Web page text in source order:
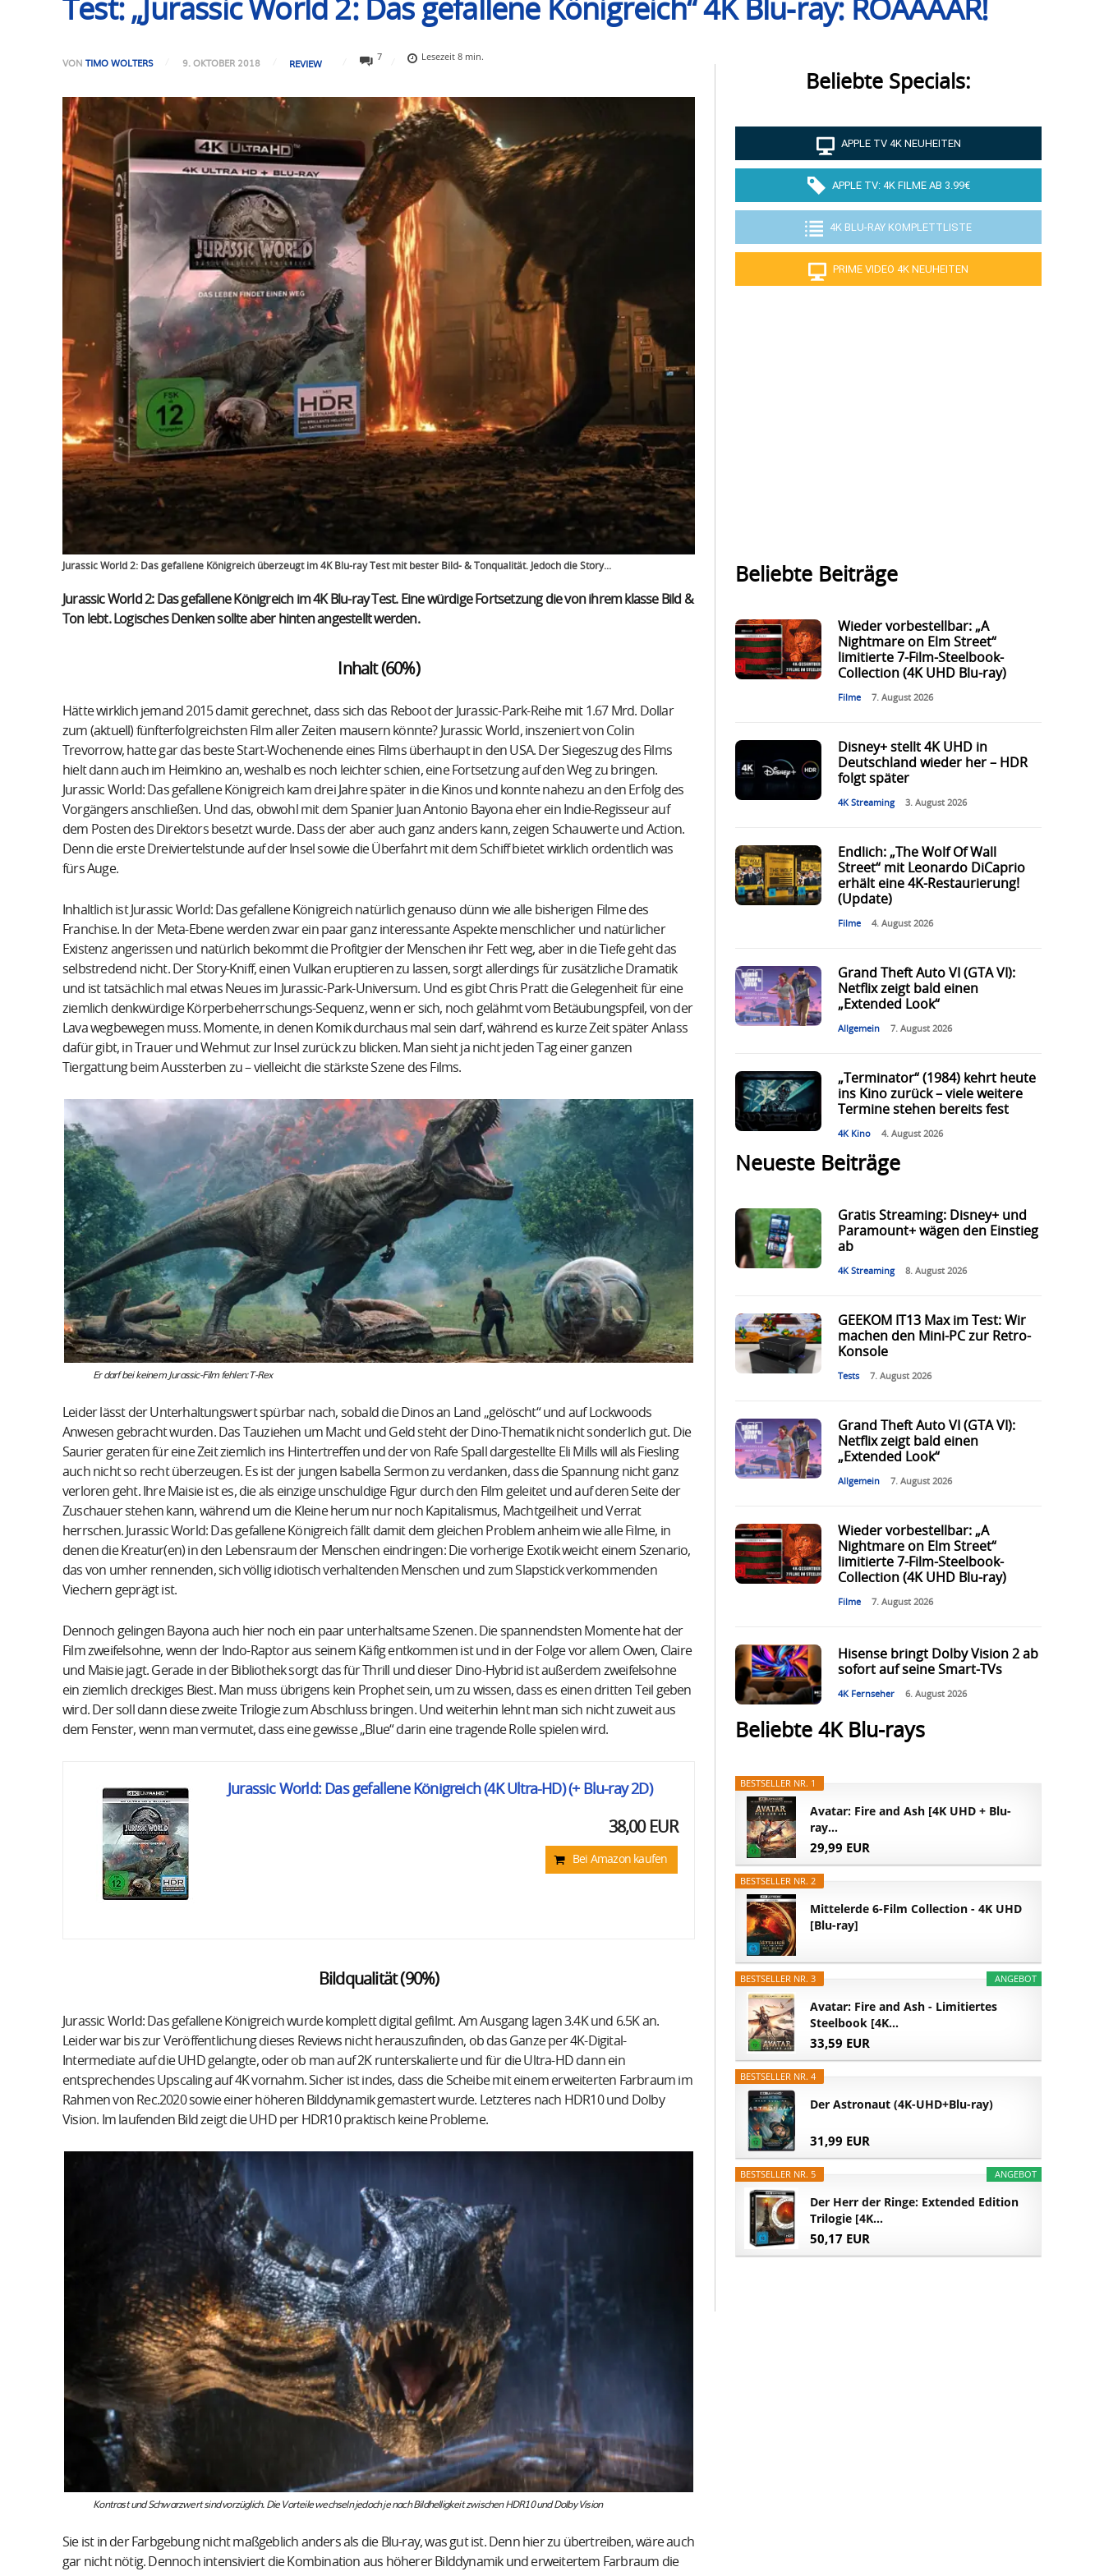
Test: „Jurassic World 2: Das gefallene Königreich“ 4K Blu-ray: ROAAAAR!
VON TIMO WOLTERS 9. OKTOBER 2018 REVIEW
7 Lesezeit8 min.
Jurassic World 2: Das gefallene Königreich überzeugt im 4K Blu-ray Test mit bester Bild- & Tonqualität. Jedoch die Story...
Jurassic World 2: Das gefallene Königreich im 4K Blu-ray Test. Eine würdige Fortsetzung die von ihrem klasse Bild &
Ton lebt. Logisches Denken sollte aber hinten angestellt werden.
Inhalt (60%)
Hätte wirklich jemand 2015 damit gerechnet, dass sich das Reboot der Jurassic-Park-Reihe mit 1.67 Mrd. Dollar
zum (aktuell) fünfterfolgreichsten Film aller Zeiten mausern könnte? Jurassic World, inszeniert von Colin
Trevorrow, hatte gar das beste Start-Wochenende eines Films überhaupt in den USA. Der Siegeszug des Films
hielt dann auch im Heimkino an, weshalb es noch leichter schien, eine Fortsetzung auf den Weg zu bringen.
Jurassic World: Das gefallene Königreich kam drei Jahre später in die Kinos und konnte nahezu an den Erfolg des
Vorgängers anschließen. Und das, obwohl mit dem Spanier Juan Antonio Bayona eher ein Indie-Regisseur auf
dem Posten des Direktors besetzt wurde. Dass der aber auch ganz anders kann, zeigen Schauwerte und Action.
Denn die erste Dreiviertelstunde auf der Insel sowie die Überfahrt mit dem Schiff bietet wirklich ordentlich was
fürs Auge.
Inhaltlich ist Jurassic World: Das gefallene Königreich natürlich genauso dünn wie alle bisherigen Filme des
Franchise. In der Meta-Ebene werden zwar ein paar ganz interessante Aspekte menschlicher und natürlicher
Existenz angerissen und natürlich bekommt die Profitgier der Menschen ihr Fett weg, aber in die Tiefe geht das
selbstredend nicht. Der Story-Kniff, einen Vulkan eruptieren zu lassen, sorgt allerdings für zusätzliche Dramatik
und ist tatsächlich mal etwas Neues im Jurassic-Park-Universum. Und es gibt Chris Pratt die Gelegenheit für eine
ziemlich denkwürdige Körperbeherrschungs-Sequenz, wenn er sich, noch gelähmt vom Betäubungspfeil, von der
Lava wegbewegen muss. Momente, in denen Komik durchaus mal sein darf, während es kurze Zeit später Anlass
dafür gibt, in Trauer und Wehmut zur Insel zurück zu blicken. Man sieht ja nicht jeden Tag einer ganzen
Tiergattung beim Aussterben zu – vielleicht die stärkste Szene des Films.
Er darf bei keinem Jurassic-Film fehlen: T-Rex
Leider lässt der Unterhaltungswert spürbar nach, sobald die Dinos an Land „gelöscht“ und auf Lockwoods
Anwesen gebracht wurden. Das Tauziehen um Macht und Geld steht der Dino-Thematik nicht sonderlich gut. Die
Saurier geraten für eine Zeit ziemlich ins Hintertreffen und der von Rafe Spall dargestellte Eli Mills will als Fiesling
auch nicht so recht überzeugen. Es ist der jungen Isabella Sermon zu verdanken, dass die Spannung nicht ganz
verloren geht. Ihre Maisie ist es, die als einzige unschuldige Figur durch den Film geleitet und auf deren Seite der
Zuschauer stehen kann, während um die Kleine herum nur noch Kapitalismus, Machtgeilheit und Verrat
herrschen. Jurassic World: Das gefallene Königreich fällt damit dem gleichen Problem anheim wie alle Filme, in
denen die Kreatur(en) in den Lebensraum der Menschen eindringen: Die vorherige Exotik weicht einem Szenario,
das von umher rennenden, sich völlig idiotisch verhaltenden Menschen und zum Slapstick verkommenden
Viechern geprägt ist.
Dennoch gelingen Bayona auch hier noch ein paar unterhaltsame Szenen. Die spannendsten Momente hat der
Film zweifelsohne, wenn der Indo-Raptor aus seinem Käfig entkommen ist und in der Folge vor allem Owen, Claire
und Maisie jagt. Gerade in der Bibliothek sorgt das für Thrill und dieser Dino-Hybrid ist außerdem zweifelsohne
ein ziemlich dreckiges Biest. Man muss übrigens kein Prophet sein, um zu wissen, dass es einen dritten Teil geben
wird. Der soll dann diese zweite Trilogie zum Abschluss bringen. Und weiterhin lehnt man sich nicht zuweit aus
dem Fenster, wenn man vermutet, dass eine gewisse „Blue“ darin eine tragende Rolle spielen wird.
Jurassic World: Das gefallene Königreich (4K Ultra-HD) (+ Blu-ray 2D)
38,00 EUR
Bei Amazon kaufen
Bildqualität (90%)
Jurassic World: Das gefallene Königreich wurde komplett digital gefilmt. Am Ausgang lagen 3.4K und 6.5K an.
Leider war bis zur Veröffentlichung dieses Reviews nicht herauszufinden, ob das Ganze per 4K-Digital-
Intermediate auf die UHD gelangte, oder ob man auf 2K runterskalierte und für die Ultra-HD dann ein
entsprechendes Upscaling auf 4K vornahm. Sicher ist indes, dass die Scheibe mit einem erweiterten Farbraum im
Rahmen von Rec.2020 sowie einer höheren Bilddynamik gemastert wurde. Letzteres nach HDR10 und Dolby
Vision. Im laufenden Bild zeigt die UHD per HDR10 praktisch keine Probleme.
Kontrast und Schwarzwert sind vorzüglich. Die Vorteile wechseln jedoch je nach Bildhelligkeit zwischen HDR10 und Dolby Vision
Sie ist in der Farbgebung nicht maßgeblich anders als die Blu-ray, was gut ist. Denn hier zu übertreiben, wäre auch
gar nicht nötig. Dennoch intensiviert die Kombination aus höherer Bilddynamik und erweitertem Farbraum die
Beliebte Specials:
APPLE TV 4K NEUHEITEN
APPLE TV: 4K FILME AB 3.99€
4K BLU-RAY KOMPLETTLISTE
PRIME VIDEO 4K NEUHEITEN
Beliebte Beiträge
Wieder vorbestellbar: „A
Nightmare on Elm Street“
limitierte 7-Film-Steelbook-
Collection (4K UHD Blu-ray)
Filme 7. August 2026
Disney+ stellt 4K UHD in
Deutschland wieder her – HDR
folgt später
4K Streaming 3. August 2026
Endlich: „The Wolf Of Wall
Street“ mit Leonardo DiCaprio
erhält eine 4K-Restaurierung!
(Update)
Filme 4. August 2026
Grand Theft Auto VI (GTA VI):
Netflix zeigt bald einen
„Extended Look“
Allgemein 7. August 2026
„Terminator“ (1984) kehrt heute
ins Kino zurück – viele weitere
Termine stehen bereits fest
4K Kino 4. August 2026
Neueste Beiträge
Gratis Streaming: Disney+ und
Paramount+ wägen den Einstieg
ab
4K Streaming 8. August 2026
GEEKOM IT13 Max im Test: Wir
machen den Mini-PC zur Retro-
Konsole
Tests 7. August 2026
Grand Theft Auto VI (GTA VI):
Netflix zeigt bald einen
„Extended Look“
Allgemein 7. August 2026
Wieder vorbestellbar: „A
Nightmare on Elm Street“
limitierte 7-Film-Steelbook-
Collection (4K UHD Blu-ray)
Filme 7. August 2026
Hisense bringt Dolby Vision 2 ab
sofort auf seine Smart-TVs
4K Fernseher 6. August 2026
Beliebte 4K Blu-rays
BESTSELLER NR. 1
Avatar: Fire and Ash [4K UHD + Blu-
ray...
29,99 EUR
BESTSELLER NR. 2
Mittelerde 6-Film Collection - 4K UHD
[Blu-ray]
ANGEBOT
BESTSELLER NR. 3
Avatar: Fire and Ash - Limitiertes
Steelbook [4K...
33,59 EUR
BESTSELLER NR. 4
Der Astronaut (4K-UHD+Blu-ray)
31,99 EUR
ANGEBOT
BESTSELLER NR. 5
Der Herr der Ringe: Extended Edition
Trilogie [4K...
50,17 EUR